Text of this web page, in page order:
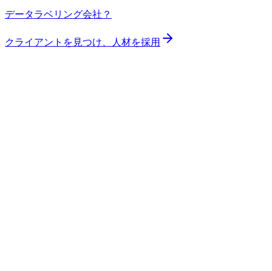
データラベリング会社？
クライアントを見つけ、人材を採用